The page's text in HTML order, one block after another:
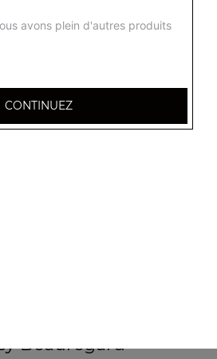
Beauregard
avons plein d'autres produits
CONTINUEZ